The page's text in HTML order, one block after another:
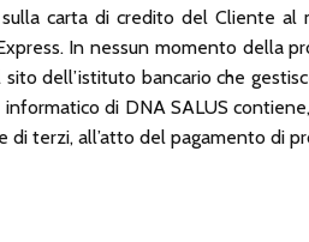
carta di credito del Cliente
In nessun momento della
dell’istituto bancario che
di DNA SALUS
terzi, all’atto del pagamento di